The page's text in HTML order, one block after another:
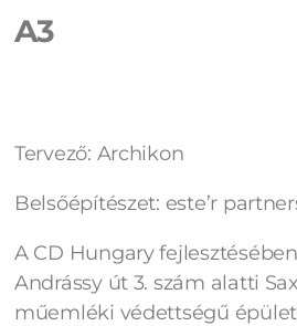
A3
Tervező: Archikon
Belsőépítészet: este’r
A CD Hungary
Andrássy út 3. szám alatti
műemléki védettségű